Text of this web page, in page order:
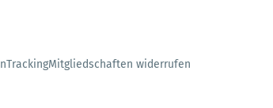
TrackingMitgliedschaften widerrufen